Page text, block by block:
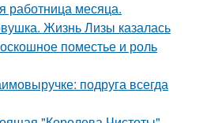
работница месяца.
Жизнь Лизы казалась
поместье и роль
подруга всегда